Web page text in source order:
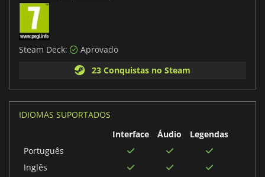
Steam Deck:
Aprovado
23 Conquistas no Steam
IDIOMAS SUPORTADOS
Interface
Áudio
Legendas
Português
Inglês